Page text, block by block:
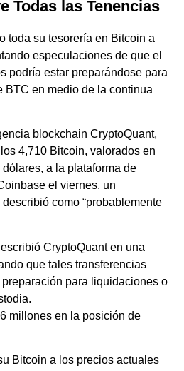
Todas las Tenencias
toda su tesorería en Bitcoin a
especulaciones de que el
podría estar preparándose para
BTC en medio de la continua
blockchain CryptoQuant,
4,710 Bitcoin, valorados en
a la plataforma de
el viernes, un
como “probablemente
CryptoQuant en una
que tales transferencias
para liquidaciones o
millones en la posición de
Bitcoin a los precios actuales